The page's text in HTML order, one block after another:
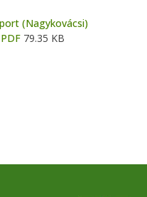
(Nagykovácsi)
79.35 KB